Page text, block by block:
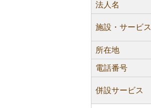
法人名
施設・サービス
所在地
電話番号
併設サービス